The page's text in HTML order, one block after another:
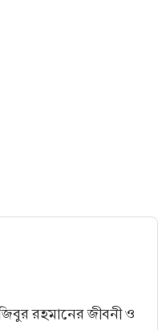
রহমানের জীবনী ও